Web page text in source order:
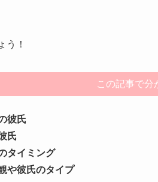
う！
この記事で分
彼氏
氏
タイミング
や彼氏のタイプ